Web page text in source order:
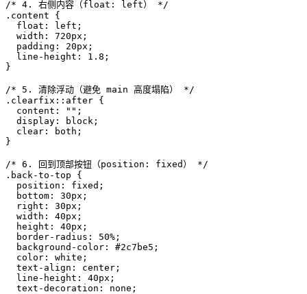
/* 4. 右侧内容（float: left） */
.content {
float : left;
width : 720px ;
padding : 20px ;
line-height : 1.8 ;
}
/* 5. 清除浮动（避免 main 高度塌陷） */
.clearfix ::after {
content : "" ;
display : block;
clear : both;
}
/* 6. 回到顶部按钮（position: fixed） */
.back-to-top {
position : fixed;
bottom : 30px ;
right : 30px ;
width : 40px ;
height : 40px ;
border-radius : 50% ;
background-color : #2c7be5 ;
color : white;
text-align : center;
line-height : 40px ;
text-decoration : none;